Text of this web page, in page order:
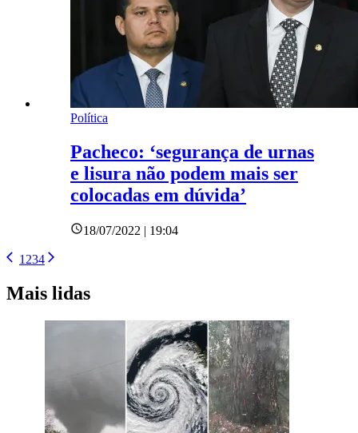
Política
Pacheco: ‘segurança de urnas
e lisura não podem mais ser
colocadas em dúvida’
18/07/2022 | 19:04
1 234
Mais lidas